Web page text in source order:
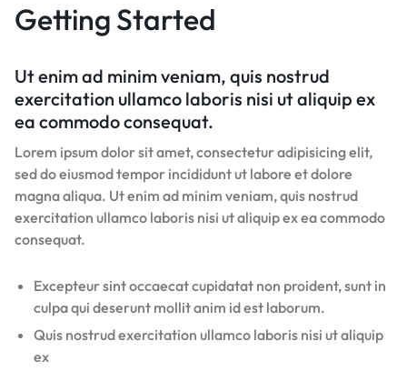
Getting Started
Ut enim ad minim veniam, quis nostrud
exercitation ullamco laboris nisi ut aliquip ex
ea commodo consequat.
Lorem ipsum dolor sit amet, consectetur adipisicing elit,
sed do eiusmod tempor incididunt ut labore et dolore
magna aliqua. Ut enim ad minim veniam, quis nostrud
exercitation ullamco laboris nisi ut aliquip ex ea commodo
consequat.
Excepteur sint occaecat cupidatat non proident, sunt in
culpa qui deserunt mollit anim id est laborum.
Quis nostrud exercitation ullamco laboris nisi ut aliquip
ex